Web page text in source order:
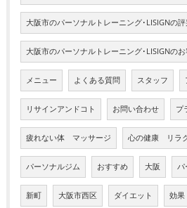
大阪市のパーソナルトレーニング･LISIGNの評
大阪市のパーソナルトレーニング･LISIGNの
メニュー よくある質問 スタッフ
リサインアンドコト お問い合わせ プ
疲れない体 マッサージ 心の健康 リラ
パーソナルジム おすすめ 大阪 パ
新町 大阪市西区 ダイエット 効果